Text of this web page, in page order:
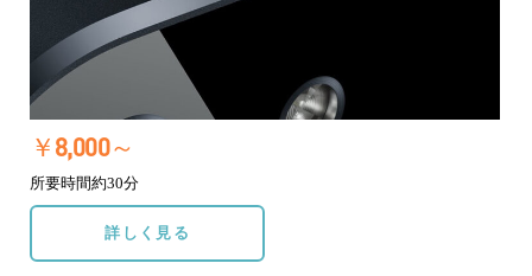
￥8,000～
所要時間約30分
詳しく見る